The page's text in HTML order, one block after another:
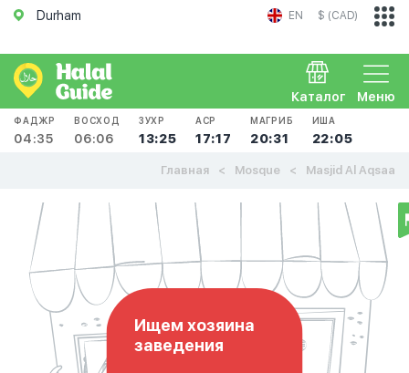
Durham EN $ (CAD)
Меню
Каталог
ФАДЖР
04:35
ВОСХОД
06:06
ЗУХР
13:25
АСР
17:17
МАГРИБ
20:31
ИША
22:05
Главная Mosque Masjid Al Aqsaa
Ищем хозяина
заведения